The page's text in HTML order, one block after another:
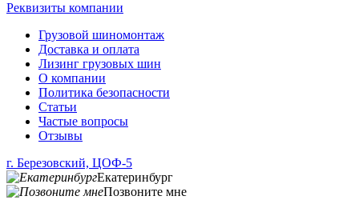
Реквизиты компании
Грузовой шиномонтаж
Доставка и оплата
Лизинг грузовых шин
О компании
Политика безопасности
Статьи
Частые вопросы
Отзывы
г. Березовский, ЦОФ-5
Екатеринбург
Позвоните мне